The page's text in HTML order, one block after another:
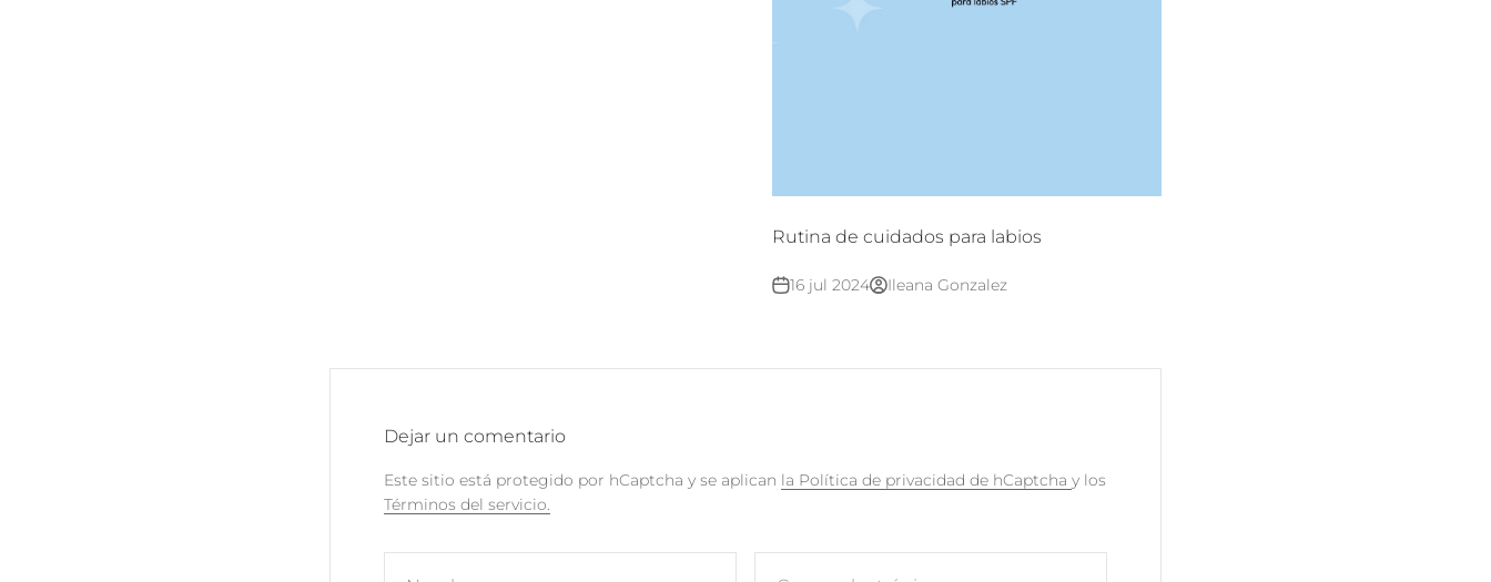
Rutina de cuidados para labios
16 jul 2024 Ileana Gonzalez
Dejar un comentario
Este sitio está protegido por hCaptcha y se aplican la Política de privacidad de hCaptcha y los
Términos del servicio.